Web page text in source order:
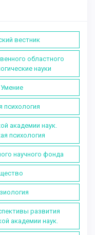
вестник
областного
науки
психология
академии наук.
психология
научного фонда
развития
академии наук.